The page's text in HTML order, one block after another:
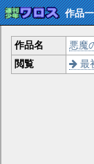
作品
作品名 悪魔
閲覧
最